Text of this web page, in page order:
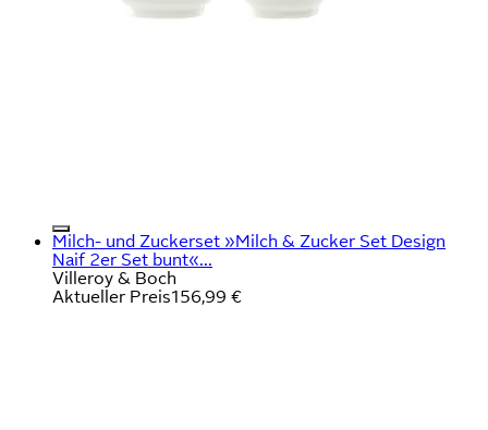
Milch- und Zuckerset »Milch & Zucker Set Design
Naif 2er Set bunt«...
Villeroy & Boch
Aktueller Preis156,99 €